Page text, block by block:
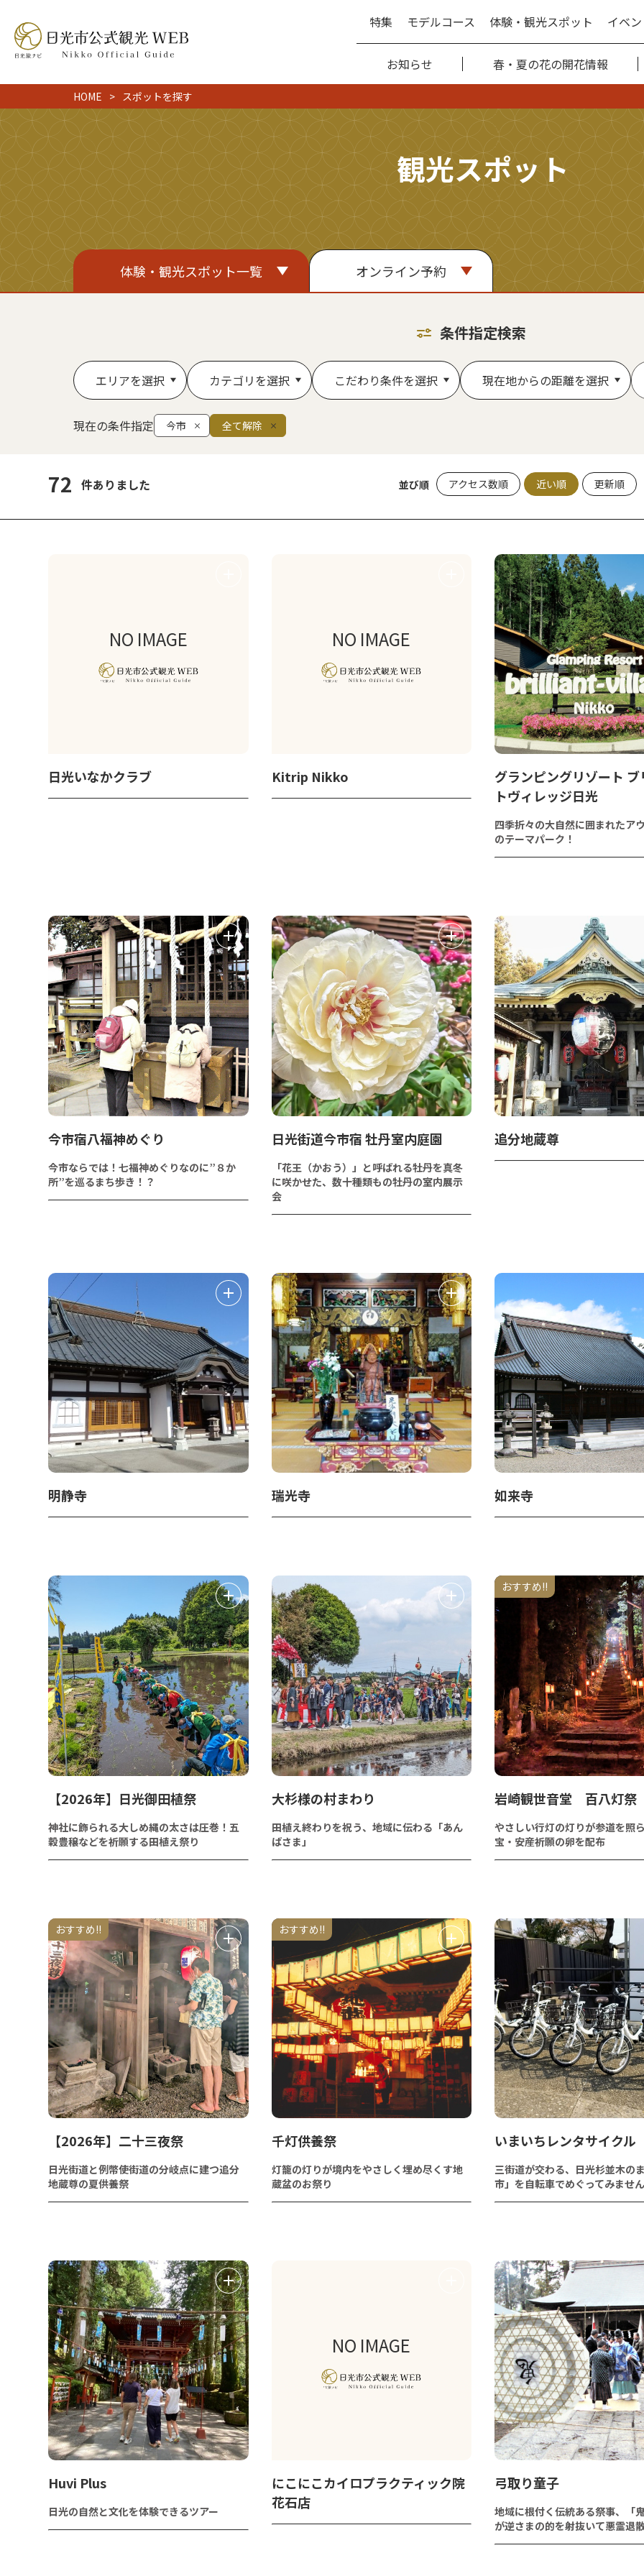
特集 モデルコース 体験・観光スポット イベ
お知らせ 春・夏の花の開花情報
HOME スポットを探す
観光スポット
体験・観光スポット一覧 オンライン予約
条件指定検索
エリアを選択 カテゴリを選択 こだわり条件を選択 現在地からの距離を選択
現在の条件指定 今市 全て解除
72 件ありました 並び順 アクセス数順 近い順 更新順
NO IMAGE
日光いなかクラブ
NO IMAGE
Kitrip Nikko
グランピングリゾート ブ
トヴィレッジ日光
四季折々の大自然に囲まれたア
のテーマパーク！
今市宿八福神めぐり
今市ならでは！七福神めぐりなのに”８か
所”を巡るまち歩き！？
日光街道今市宿 牡丹室内庭園
「花王（かおう）」と呼ばれる牡丹を真冬
に咲かせた、数十種類もの牡丹の室内展示
会
追分地蔵尊
明静寺 瑞光寺 如来寺
【2026年】日光御田植祭
神社に飾られる大しめ縄の太さは圧巻！五
穀豊穣などを祈願する田植え祭り
大杉様の村まわり
田植え終わりを祝う、地域に伝わる「あん
ばさま」
おすすめ!!
岩崎観世音堂 百八灯祭
やさしい行灯の灯りが参道を照
宝・安産祈願の卵を配布
おすすめ!!
【2026年】二十三夜祭
日光街道と例幣使街道の分岐点に建つ追分
地蔵尊の夏供養祭
おすすめ!!
千灯供養祭
灯籠の灯りが境内をやさしく埋め尽くす地
蔵盆のお祭り
いまいちレンタサイクル
三街道が交わる、日光杉並木の
市」を自転車でめぐってみませ
Huvi Plus
日光の自然と文化を体験できるツアー
NO IMAGE
にこにこカイロプラクティック院
花石店
弓取り童子
地域に根付く伝統ある祭事、「
が逆さまの的を射抜いて悪霊退